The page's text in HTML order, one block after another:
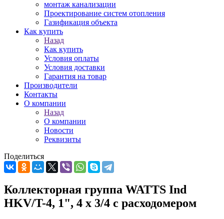
монтаж канализации
Проектирование систем отопления
Газификация объекта
Как купить
Назад
Как купить
Условия оплаты
Условия доставки
Гарантия на товар
Производители
Контакты
О компании
Назад
О компании
Новости
Реквизиты
Поделиться
Коллекторная группа WATTS Ind
HKV/T-4, 1", 4 х 3/4 с расходомером